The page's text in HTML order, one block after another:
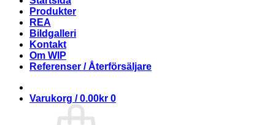
Produkter
REA
Bildgalleri
Kontakt
Om WIP
Referenser / Återförsäljare
Varukorg /0.00kr 0